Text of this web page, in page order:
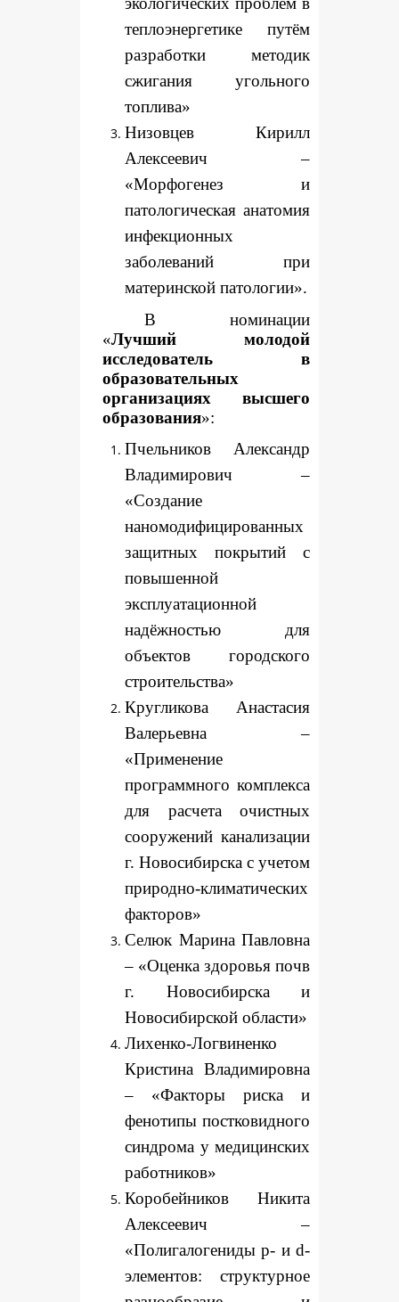
теплоэнергетике путём
разработки методик
сжигания угольного
топлива»
Низовцев Кирилл
Алексеевич –
«Морфогенез и
патологическая анатомия
инфекционных
заболеваний при
материнской патологии».
В номинации
«Лучший молодой
исследователь в
образовательных
организациях высшего
образования»:
Пчельников Александр
Владимирович –
«Создание
наномодифицированных
защитных покрытий с
повышенной
эксплуатационной
надёжностью для
объектов городского
строительства»
Кругликова Анастасия
Валерьевна –
«Применение
программного комплекса
для расчета очистных
сооружений канализации
г. Новосибирска с учетом
природно-климатических
факторов»
Селюк Марина Павловна
– «Оценка здоровья почв
г. Новосибирска и
Новосибирской области»
Лихенко-Логвиненко
Кристина Владимировна
– «Факторы риска и
фенотипы постковидного
синдрома у медицинских
работников»
Коробейников Никита
Алексеевич –
«Полигалогениды p- и d-
элементов: структурное